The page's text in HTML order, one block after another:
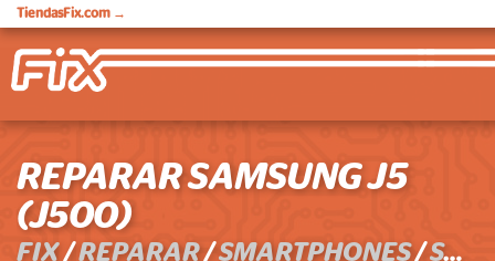
TiendasFix.com →
REPARAR SAMSUNG J5
(J500)
FIX/REPARAR/SMARTPHONES/SAMSUNG